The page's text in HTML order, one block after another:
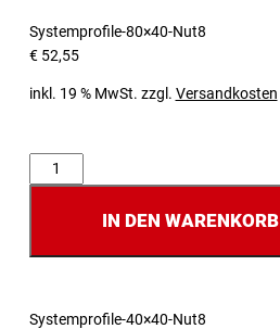
Systemprofile-80×40-Nut8
€52,55
inkl. 19 % MwSt. zzgl. Versandkosten
Anzahl
IN DEN WARENKORB
Systemprofile-40×40-Nut8